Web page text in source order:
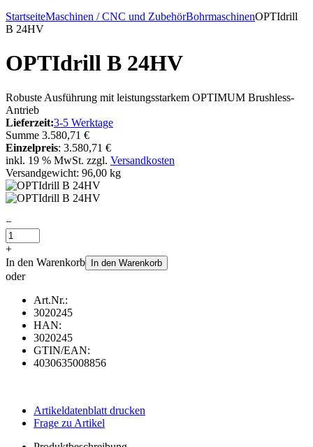
StartseiteMaschinen / CNC und ZubehörBohrmaschinenOPTIdrill
B 24HV
OPTIdrill B 24HV
Robuste Ausführung mit leistungsstarkem OPTIMUM Brushless-
Antrieb
Lieferzeit:3-5 Werktage
Summe 3.580,71 €
Einzelpreis: 3.580,71 €
inkl. 19 % MwSt. zzgl. Versandkosten
Versandgewicht: 96,00 kg
−
+
In den Warenkorb
In den Warenkorb
oder
Art.Nr.:
3020245
HAN:
3020245
GTIN/EAN:
4030635008856
Artikeldatenblatt drucken
Frage zu Artikel